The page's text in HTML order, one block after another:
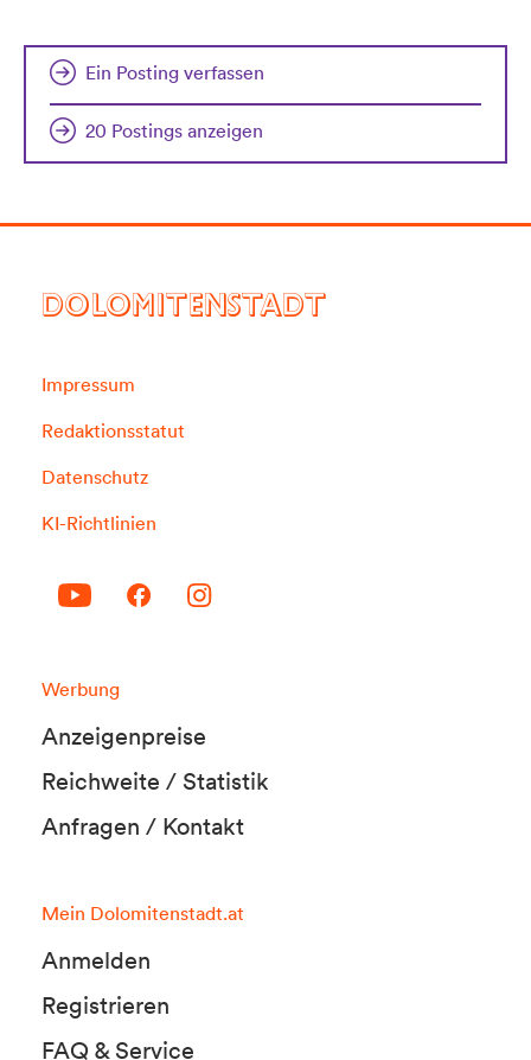
Ein Posting verfassen
20 Postings anzeigen
DOLOMITENSTADT
Impressum
Redaktionsstatut
Datenschutz
KI-Richtlinien
Werbung
Anzeigenpreise
Reichweite / Statistik
Anfragen / Kontakt
Mein Dolomitenstadt.at
Anmelden
Registrieren
FAQ & Service